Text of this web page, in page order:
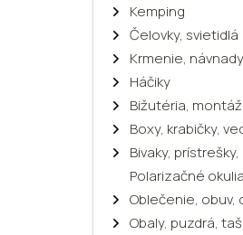
Kemping
Čelovky, svietidlá
Krmenie, návnady
Háčiky
Bižutéria,
Boxy, krabičky,
Bivaky,
Polarizačné
Oblečenie, obuv,
Obaly, puzdrá,